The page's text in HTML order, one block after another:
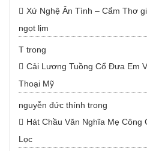
Xứ Nghệ Ân Tình – Cẩm Thơ
ngọt lịm
T trong
Cải Lương Tuồng Cổ Đưa Em
Thoại Mỹ
nguyễn đức thính trong
Hát Chầu Văn Nghĩa Mẹ
Lọc